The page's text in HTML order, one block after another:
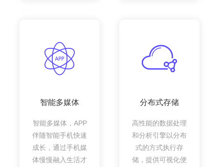
智能多媒体
智能多媒体，APP
伴随智能手机快速
成长，通过手机媒
体慢慢融入生活才
分布式存储
高性能的数据处理
和分析引擎以分布
式的方式执行存
储，提供可视化便